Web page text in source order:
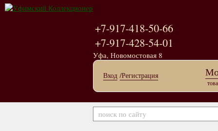
+7-917-418-50-66
+7-917-428-54-01
Уфа, Новомостовая 8
Вход /Регистрация